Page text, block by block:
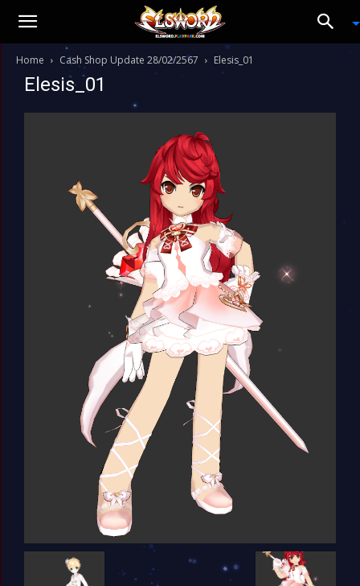
Home Cash Shop Update 28/02/2567 Elesis_01
Elesis_01